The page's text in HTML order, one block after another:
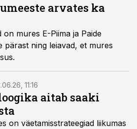
arvates ka
mures E-Piima ja Paide
pärast ning leiavad, et mures
11:16
aitab saaki
on väetamisstrateegiad liikumas